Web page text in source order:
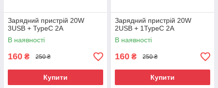
Зарядний пристрій 20W
3USB + TypeC 2А
В наявності
160 ₴ 250 ₴
Купити
Зарядний пристрій 20W
2USB + 1TypeC 2А
В наявності
160 ₴ 250 ₴
Купити